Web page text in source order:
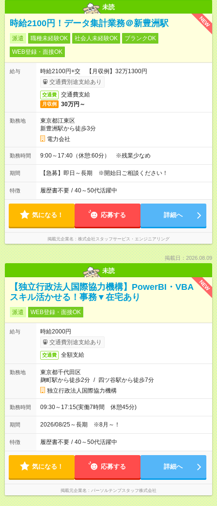
未読
NEW
時給2100円！データ集計業務＠新豊洲駅
派遣 職種未経験OK 社会人未経験OK
ブランクOK
WEB登録・面接OK
給与
時給2100円+交 【月収例】32万1300円
交通費別途支給あり
交通費 交通費支給
月収例 30万円～
勤務地
東京都江東区
新豊洲駅から徒歩3分
電力会社
勤務時間 9:00～17:40（休憩:60分） ※残業少なめ
期間 【急募】即日～長期 ※開始日ご相談ください！
特徴 履歴書不要 / 40～50代活躍中
気になる！ 応募する 詳細へ
掲載元企業名 株式会社スタッフサービス・エンジニアリング
掲載日：2026.08.09
未読
NEW
【独立行政法人国際協力機構】PowerBI・VBA
スキル活かせる！事務▼在宅あり
派遣 WEB登録・面接OK
給与
時給2000円
交通費別途支給あり
交通費 全額支給
勤務地
東京都千代田区
麹町駅から徒歩2分 / 四ツ谷駅から徒歩7分
独立行政法人国際協力機構
勤務時間 09:30～17:15(実働7時間 休憩45分)
期間 2026/08/25～長期 ※8月～！
特徴 履歴書不要 / 40～50代活躍中
気になる！ 応募する 詳細へ
掲載元企業名 パーソルテンプスタッフ株式会社